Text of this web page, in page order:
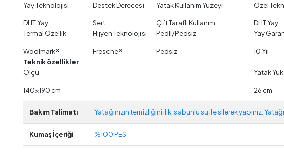
Yay Teknolojisi
DHT Yay
Destek Derecesi
Sert
Yatak Kullanım Yüzeyi
Çift Taraflı Kullanım
Özel
Termal Özellik
Woolmark®
Hijyen Teknolojisi
Fresche®
Pedli/Pedsiz
Pedsiz
Yay
10 Yıl
Teknik özellikler
Ölçü
140x190 cm
Yatak
26 cm
Bakım Talimatı Yatağınızın temizliğini ılık, sabunlu su ile silerek yapınız.
Kumaş İçeriği %100 PES